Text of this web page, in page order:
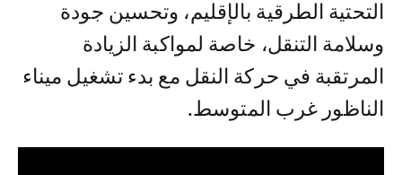
التحتية الطرقية بالإقليم، وتحسين جودة
وسلامة التنقل، خاصة لمواكبة الزيادة
المرتقبة في حركة النقل مع بدء تشغيل ميناء
الناظور غرب المتوسط.